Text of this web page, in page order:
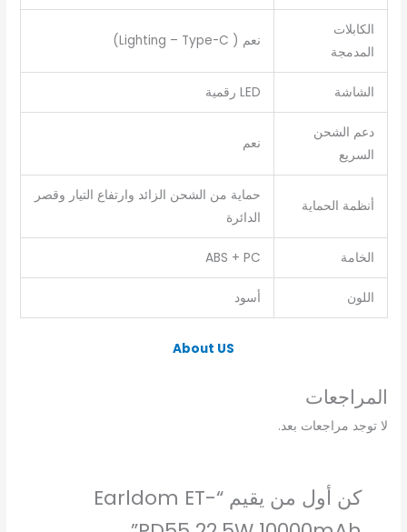
الكابلات
المدمجة
نعم ( Lighting – Type-C)
الشاشة LED رقمية
دعم الشحن
السريع
نعم
أنظمة الحماية
حماية من الشحن الزائد وارتفاع التيار وقصر
الدائرة
الخامة ABS + PC
اللون أسود
About US
المراجعات
لا توجد مراجعات بعد.
كن أول من يقيم “Earldom ET-